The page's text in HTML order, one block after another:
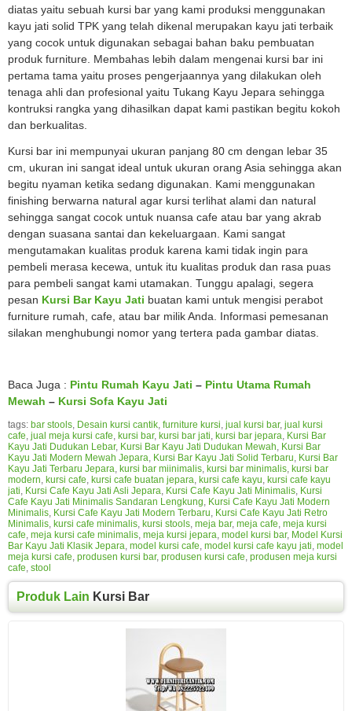
diatas yaitu sebuah kursi bar yang kami produksi menggunakan
kayu jati solid TPK yang telah dikenal merupakan kayu jati terbaik
yang cocok untuk digunakan sebagai bahan baku pembuatan
produk furniture. Membahas lebih dalam mengenai kursi bar ini
pertama tama yaitu proses pengerjaannya yang dilakukan oleh
tenaga ahli dan profesional yaitu Tukang Kayu Jepara sehingga
kontruksi rangka yang dihasilkan dapat kami pastikan begitu kokoh
dan berkualitas.
Kursi bar ini mempunyai ukuran panjang 80 cm dengan lebar 35
cm, ukuran ini sangat ideal untuk ukuran orang Asia sehingga akan
begitu nyaman ketika sedang digunakan. Kami menggunakan
finishing berwarna natural agar kursi terlihat alami dan natural
sehingga sangat cocok untuk nuansa cafe atau bar yang akrab
dengan suasana santai dan kekeluargaan. Kami sangat
mengutamakan kualitas produk karena kami tidak ingin para
pembeli merasa kecewa, untuk itu kualitas produk dan rasa puas
para pembeli sangat kami utamakan. Tunggu apalagi, segera
pesan Kursi Bar Kayu Jati buatan kami untuk mengisi perabot
furniture rumah, cafe, atau bar milik Anda. Informasi pemesanan
silakan menghubungi nomor yang tertera pada gambar diatas.
Baca Juga : Pintu Rumah Kayu Jati – Pintu Utama Rumah
Mewah – Kursi Sofa Kayu Jati
tags: bar stools, Desain kursi cantik, furniture kursi, jual kursi bar, jual kursi
cafe, jual meja kursi cafe, kursi bar, kursi bar jati, kursi bar jepara, Kursi Bar
Kayu Jati Dudukan Lebar, Kursi Bar Kayu Jati Dudukan Mewah, Kursi Bar
Kayu Jati Modern Mewah Jepara, Kursi Bar Kayu Jati Solid Terbaru, Kursi Bar
Kayu Jati Terbaru Jepara, kursi bar miinimalis, kursi bar minimalis, kursi bar
modern, kursi cafe, kursi cafe buatan jepara, kursi cafe kayu, kursi cafe kayu
jati, Kursi Cafe Kayu Jati Asli Jepara, Kursi Cafe Kayu Jati Minimalis, Kursi
Cafe Kayu Jati Minimalis Sandaran Lengkung, Kursi Cafe Kayu Jati Modern
Minimalis, Kursi Cafe Kayu Jati Modern Terbaru, Kursi Cafe Kayu Jati Retro
Minimalis, kursi cafe minimalis, kursi stools, meja bar, meja cafe, meja kursi
cafe, meja kursi cafe minimalis, meja kursi jepara, model kursi bar, Model Kursi
Bar Kayu Jati Klasik Jepara, model kursi cafe, model kursi cafe kayu jati, model
meja kursi cafe, produsen kursi bar, produsen kursi cafe, produsen meja kursi
cafe, stool
Produk Lain Kursi Bar